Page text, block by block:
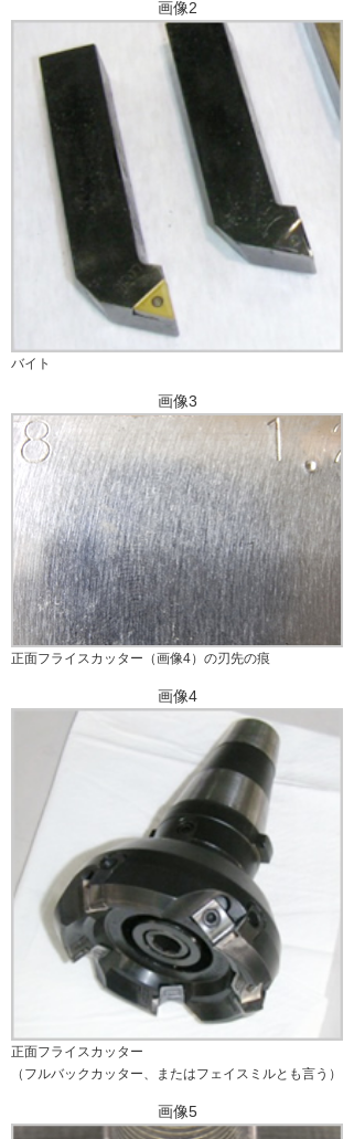
画像2
バイト
画像3
正面フライスカッター（画像4）の刃先の痕
画像4
正面フライスカッター
（フルバックカッター、またはフェイスミルとも言う）
画像5